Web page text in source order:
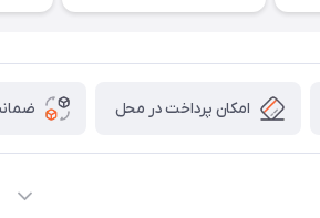
امکان پرداخت در محل